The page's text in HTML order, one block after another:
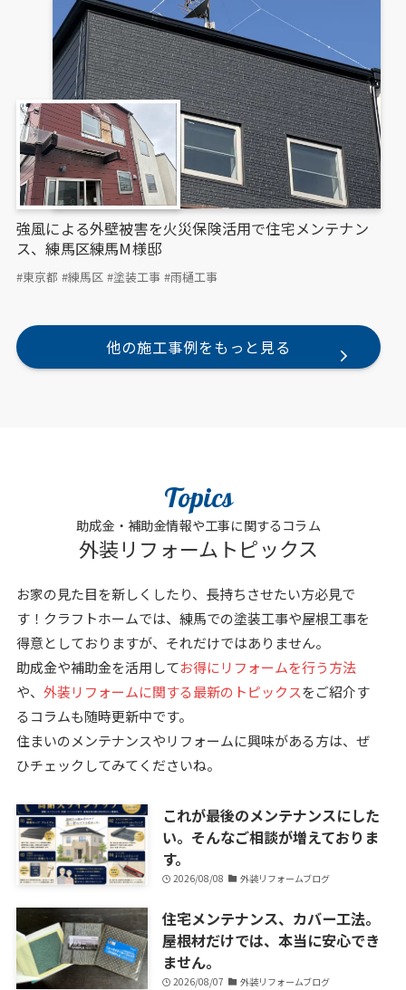
強風による外壁被害を火災保険活用で住宅メンテナン
ス、練馬区練馬M様邸
#東京都 #練馬区 #塗装工事 #雨樋工事
他の施工事例をもっと見る
Topics
助成金・補助金情報や工事に関するコラム
外装リフォームトピックス
お家の見た目を新しくしたり、長持ちさせたい方必見で
す！クラフトホームでは、練馬での塗装工事や屋根工事を
得意としておりますが、それだけではありません。
助成金や補助金を活用してお得にリフォームを行う方法
や、 外装リフォームに関する最新のトピックスをご紹介す
るコラムも随時更新中です。
住まいのメンテナンスやリフォームに興味がある方は、ぜ
ひチェックしてみてくださいね。
これが最後のメンテナンスにした
い。そんなご相談が増えておりま
す。
2026/08/08 外装リフォームブログ
住宅メンテナンス、カバー工法。
屋根材だけでは、本当に安心でき
ません。
2026/08/07 外装リフォームブログ